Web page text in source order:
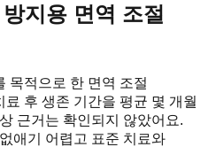
지용 면역 조절
목적으로 한 면역 조절
후 생존 기간을 평균 몇 개월
근거는 확인되지 않았어요.
애기 어렵고 표준 치료와